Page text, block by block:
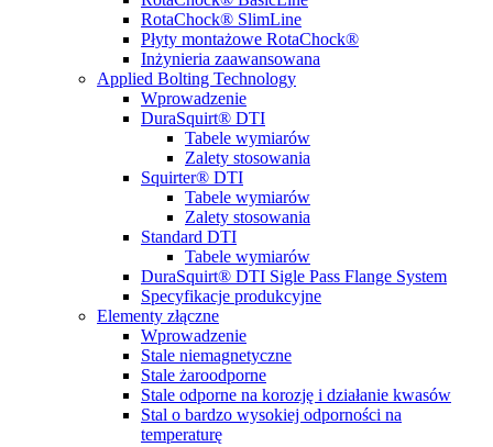
RotaChock® SlimLine
Płyty montażowe RotaChock®
Inżynieria zaawansowana
Applied Bolting Technology
Wprowadzenie
DuraSquirt® DTI
Tabele wymiarów
Zalety stosowania
Squirter® DTI
Tabele wymiarów
Zalety stosowania
Standard DTI
Tabele wymiarów
DuraSquirt® DTI Sigle Pass Flange System
Specyfikacje produkcyjne
Elementy złączne
Wprowadzenie
Stale niemagnetyczne
Stale żaroodporne
Stale odporne na korozję i działanie kwasów
Stal o bardzo wysokiej odporności na
temperaturę